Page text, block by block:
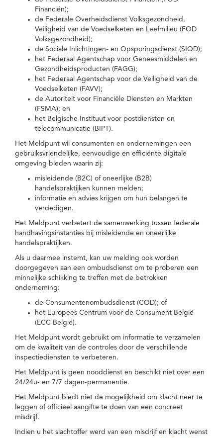
Financiën);
de Federale Overheidsdienst Volksgezondheid,
Veiligheid van de Voedselketen en Leefmilieu (FOD
Volksgezondheid);
de Sociale Inlichtingen- en Opsporingsdienst (SIOD);
het Federaal Agentschap voor Geneesmiddelen en
Gezondheidsproducten (FAGG);
het Federaal Agentschap voor de Veiligheid van de
Voedselketen (FAVV);
de Autoriteit voor Financiële Diensten en Markten
(FSMA); en
het Belgische Instituut voor postdiensten en
telecommunicatie (BIPT).
Het Meldpunt wil consumenten en ondernemingen een
gebruiksvriendelijke, eenvoudige en efficiënte digitale
omgeving bieden waarin zij:
misleidende (B2C) of oneerlijke (B2B)
handelspraktijken kunnen melden;
informatie en advies krijgen om hun belangen te
verdedigen.
Het Meldpunt verbetert de samenwerking tussen federale
handhavingsinstanties bij misleidende en oneerlijke
handelspraktijken.
Als u daarmee instemt, kan uw melding ook worden
doorgegeven aan een ombudsdienst om te proberen een
minnelijke schikking te treffen met de betrokken
onderneming:
de Consumentenombudsdienst (COD); of
het Europees Centrum voor de Consument België
(ECC België).
Het Meldpunt wordt gebruikt om informatie te verzamelen
om de kwaliteit van de controles door de verschillende
inspectiediensten te verbeteren.
Het Meldpunt is geen nooddienst en beschikt niet over een
24/24u- en 7/7 dagen-permanentie.
Het Meldpunt biedt niet de mogelijkheid om klacht neer te
leggen of officieel aangifte te doen van een concreet
misdrijf.
Indien u het slachtoffer werd van een misdrijf en klacht wenst